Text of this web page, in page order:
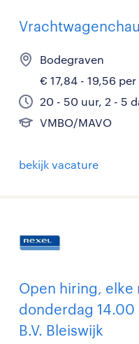
Bodegraven
€ 17,84 - 19,56
20 - 50 uur, 2 - 5
VMBO/MAVO
bekijk vacature
Open hiring, elke
donderdag 14.00
B.V. Bleiswijk